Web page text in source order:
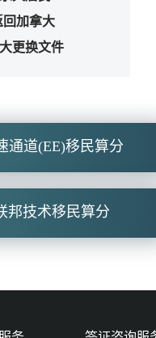
回加拿大
更换文件
通道(EE)移民算分
邦技术移民算分